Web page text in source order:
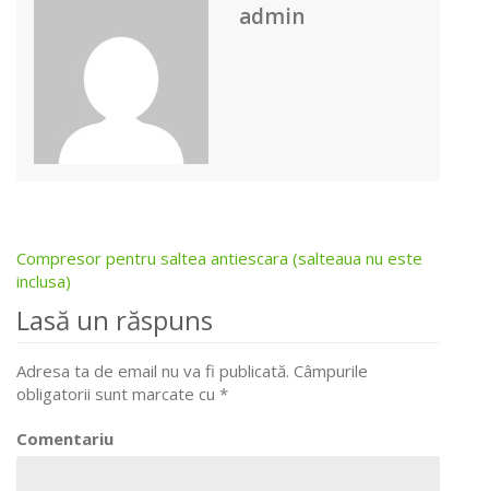
admin
Post
navigation
Compresor pentru saltea antiescara (salteaua nu este
inclusa)
Lasă un răspuns
Adresa ta de email nu va fi publicată. Câmpurile
obligatorii sunt marcate cu *
Comentariu